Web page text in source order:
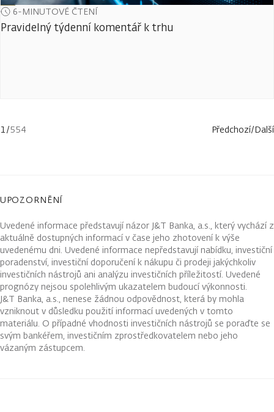
6-MINUTOVÉ ČTENÍ
Pravidelný týdenní komentář k trhu
1/554 Předchozí/Další
UPOZORNĚNÍ
Uvedené informace představují názor J&T Banka, a.s., který vychází z
aktuálně dostupných informací v čase jeho zhotovení k výše
uvedenému dni. Uvedené informace nepředstavují nabídku, investiční
poradenství, investiční doporučení k nákupu či prodeji jakýchkoliv
investičních nástrojů ani analýzu investičních příležitostí. Uvedené
prognózy nejsou spolehlivým ukazatelem budoucí výkonnosti.
J&T Banka, a.s., nenese žádnou odpovědnost, která by mohla
vzniknout v důsledku použití informací uvedených v tomto
materiálu. O případné vhodnosti investičních nástrojů se poraďte se
svým bankéřem, investičním zprostředkovatelem nebo jeho
vázaným zástupcem.